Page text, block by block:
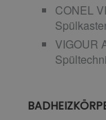
CONEL
VIGOUR